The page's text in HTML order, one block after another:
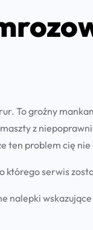
To groźny
z
problem cię
którego serwis
nalepki